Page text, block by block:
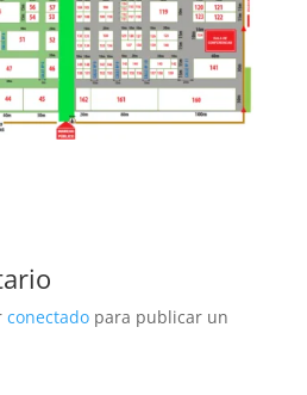
conectadopara publicar un